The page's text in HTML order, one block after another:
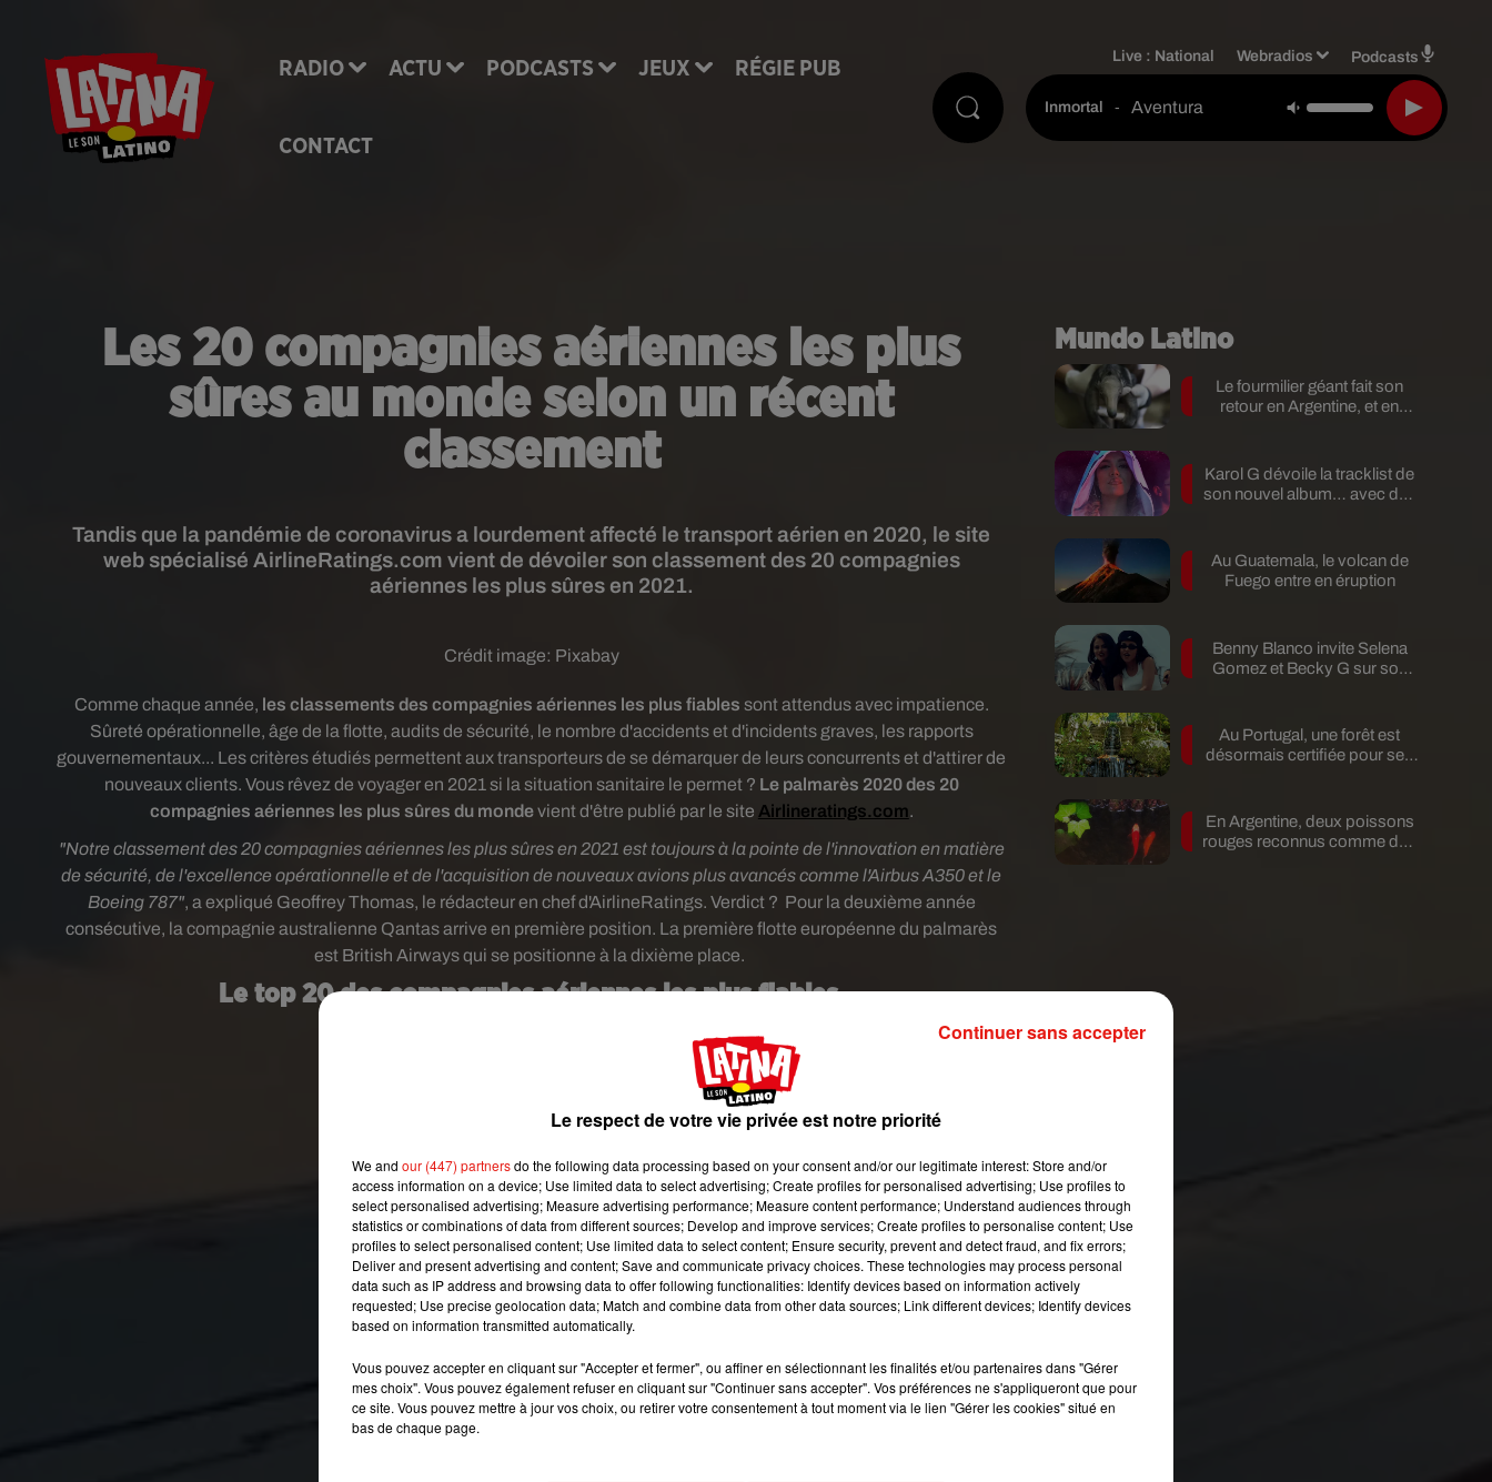
RADIO ACTU PODCASTS JEUX RÉGIE PUB
CONTACT
Live : National Webradios Podcasts
Inmortal - Aventura
Les 20 compagnies aériennes les plus
sûres au monde selon un récent
classement
Tandis que la pandémie de coronavirus a lourdement affecté le transport aérien en 2020, le site
web spécialisé AirlineRatings.com vient de dévoiler son classement des 20 compagnies
aériennes les plus sûres en 2021.
Crédit image: Pixabay
Comme chaque année, les classements des compagnies aériennes les plus fiables sont attendus avec impatience.
Sûreté opérationnelle, âge de la flotte, audits de sécurité, le nombre d'accidents et d'incidents graves, les rapports
gouvernementaux... Les critères étudiés permettent aux transporteurs de se démarquer de leurs concurrents et d'attirer de
nouveaux clients. Vous rêvez de voyager en 2021 si la situation sanitaire le permet ? Le palmarès 2020 des 20
compagnies aériennes les plus sûres du mondevient d'être publié par le site Airlineratings.com.
"Notre classement des 20 compagnies aériennes les plus sûres en 2021 est toujours à la pointe de l'innovation en matière
de sécurité, de l'excellence opérationnelle et de l'acquisition de nouveaux avions plus avancés comme l'Airbus A350 et le
Boeing 787", a expliqué Geoffrey Thomas, le rédacteur en chef d'AirlineRatings. Verdict ? Pour la deuxième année
consécutive, la compagnie australienne Qantas arrive en première position. La première flotte européenne du palmarès
est British Airways qui se positionne à la dixième place.
Le top 20 des compagnies aériennes les plus fiables
3/ Air New Zealand
5/ Emirates
6/ EVA Air
7/ Etihad Airways
8/ Alaska Airlines
10/ British Airways
11/ Virgin Australia / Virgin Atlantic
Mundo Latino
Le fourmilier géant fait son
retour en Argentine, et en
Karol G dévoile la tracklist de
son nouvel album… avec des
Au Guatemala, le volcan de
Fuego entre en éruption
Benny Blanco invite Selena
Gomez et Becky G sur son
Au Portugal, une forêt est
désormais certifiée pour ses
En Argentine, deux poissons
rouges reconnus comme des
Le respect de votre vie privée est notre priorité
We and our (447) partnersdo the following data processing based on your consent and/or our legitimate interest: Store and/or
access information on a device; Use limited data to select advertising; Create profiles for personalised advertising; Use profiles to
select personalised advertising; Measure advertising performance; Measure content performance; Understand audiences through
statistics or combinations of data from different sources; Develop and improve services; Create profiles to personalise content; Use
profiles to select personalised content; Use limited data to select content; Ensure security, prevent and detect fraud, and fix errors;
Deliver and present advertising and content; Save and communicate privacy choices. These technologies may process personal
data such as IP address and browsing data to offer following functionalities: Identify devices based on information actively
requested; Use precise geolocation data; Match and combine data from other data sources; Link different devices; Identify devices
based on information transmitted automatically.
Vous pouvez accepter en cliquant sur "Accepter et fermer", ou affiner en sélectionnant les finalités et/ou partenaires dans "Gérer
mes choix". Vous pouvez également refuser en cliquant sur "Continuer sans accepter". Vos préférences ne s'appliqueront que pour
ce site. Vous pouvez mettre à jour vos choix, ou retirer votre consentement à tout moment via le lien "Gérer les cookies" situé en
bas de chaque page.
Continuer sans accepter